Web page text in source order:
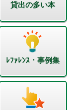
貸出の多い本
ﾚﾌｧﾚﾝｽ・事例集